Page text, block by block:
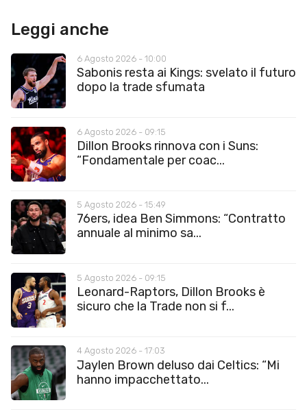
Leggi anche
6 Agosto 2026 - 10:00
Sabonis resta ai Kings: svelato il futuro
dopo la trade sfumata
6 Agosto 2026 - 09:15
Dillon Brooks rinnova con i Suns:
“Fondamentale per coac...
5 Agosto 2026 - 15:49
76ers, idea Ben Simmons: “Contratto
annuale al minimo sa...
5 Agosto 2026 - 09:15
Leonard-Raptors, Dillon Brooks è
sicuro che la Trade non si f...
4 Agosto 2026 - 17:03
Jaylen Brown deluso dai Celtics: “Mi
hanno impacchettato...